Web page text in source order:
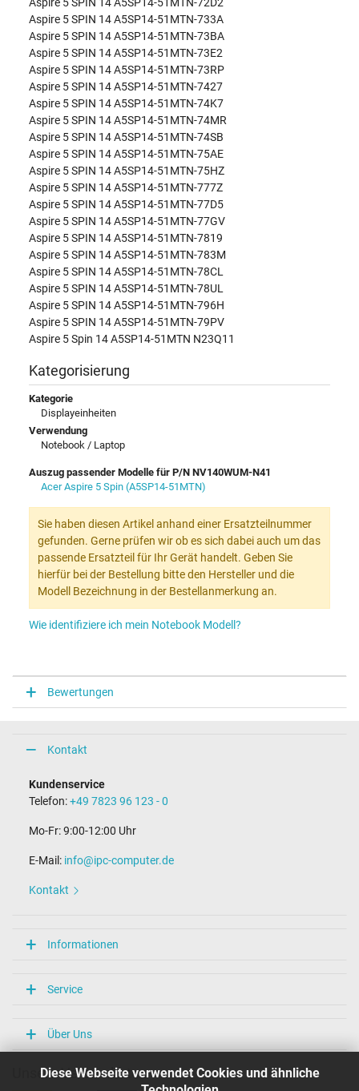
Diese Webseite verwendet Cookies und ähnliche
Aspire 5 SPIN 14 A5SP14-51MTN-733A
Aspire 5 SPIN 14 A5SP14-51MTN-73BA
Aspire 5 SPIN 14 A5SP14-51MTN-73E2
Aspire 5 SPIN 14 A5SP14-51MTN-73RP
Aspire 5 SPIN 14 A5SP14-51MTN-7427
Aspire 5 SPIN 14 A5SP14-51MTN-74K7
Aspire 5 SPIN 14 A5SP14-51MTN-74MR
Aspire 5 SPIN 14 A5SP14-51MTN-74SB
Aspire 5 SPIN 14 A5SP14-51MTN-75AE
Aspire 5 SPIN 14 A5SP14-51MTN-75HZ
Aspire 5 SPIN 14 A5SP14-51MTN-777Z
Aspire 5 SPIN 14 A5SP14-51MTN-77D5
Aspire 5 SPIN 14 A5SP14-51MTN-77GV
Aspire 5 SPIN 14 A5SP14-51MTN-7819
Aspire 5 SPIN 14 A5SP14-51MTN-783M
Aspire 5 SPIN 14 A5SP14-51MTN-78CL
Aspire 5 SPIN 14 A5SP14-51MTN-78UL
Aspire 5 SPIN 14 A5SP14-51MTN-796H
Aspire 5 SPIN 14 A5SP14-51MTN-79PV
Aspire 5 Spin 14 A5SP14-51MTN N23Q11
Kategorisierung
Kategorie
Displayeinheiten
Verwendung
Notebook / Laptop
Auszug passender Modelle für P/N NV140WUM-N41
Acer Aspire 5 Spin (A5SP14-51MTN)
Sie haben diesen Artikel anhand einer Ersatzteilnummer
gefunden. Gerne prüfen wir ob es sich dabei auch um das
passende Ersatzteil für Ihr Gerät handelt. Geben Sie
hierfür bei der Bestellung bitte den Hersteller und die
Modell Bezeichnung in der Bestellanmerkung an.
Wie identifiziere ich mein Notebook Modell?
Bewertungen
Kontakt
Kundenservice
Telefon:+49 7823 96 123 - 0
Mo-Fr: 9:00-12:00 Uhr
E-Mail: info@ipc-computer.de
Kontakt
Informationen
Service
Über Uns
Unsere Versandarten